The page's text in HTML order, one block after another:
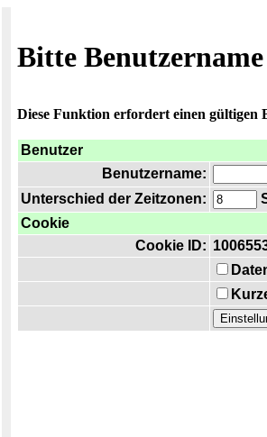
Bitte
Diese Funktion erfordert einen gültigen
Benutzer
Benutzername:
Unterschied der Zeitzonen:
Cookie
Cookie ID: